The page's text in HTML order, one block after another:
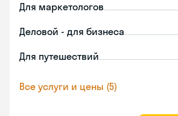
Для маркетологов
Деловой - для бизнеса
Для путешествий
Все услуги и цены (5)